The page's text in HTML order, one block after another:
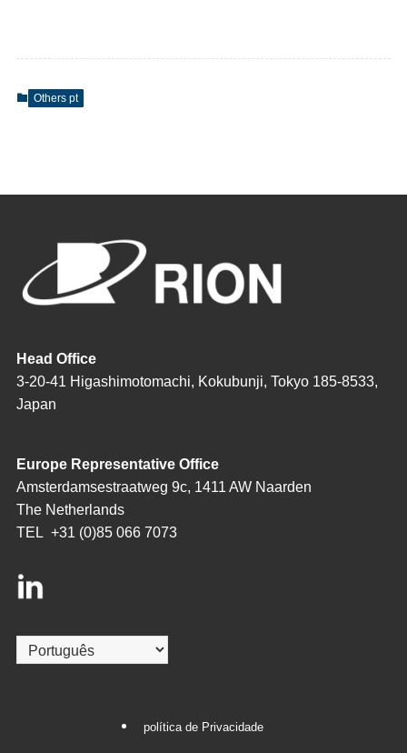
Others pt
Head Office
3-20-41 Higashimotomachi, Kokubunji, Tokyo 185-8533,
Japan
Europe Representative Office
Amsterdamsestraatweg 9c, 1411 AW Naarden
The Netherlands
TEL +31 (0)85 066 7073
Escolha
um
política de Privacidade